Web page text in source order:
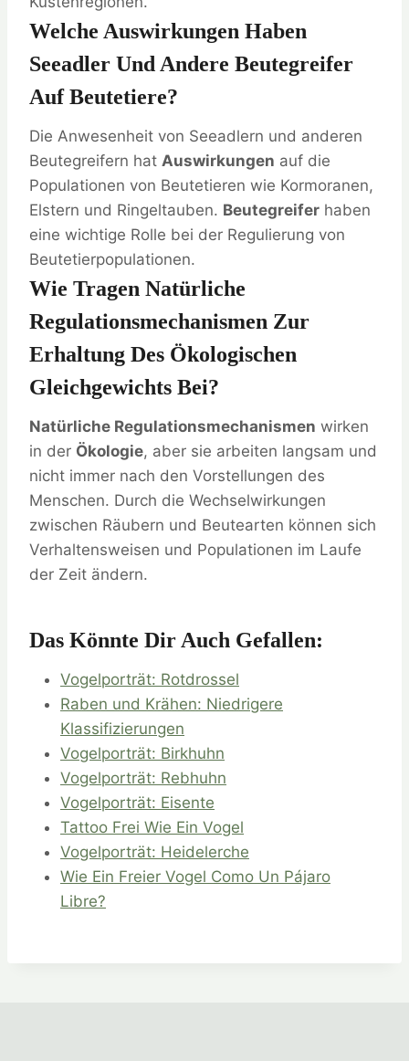
Welche Auswirkungen Haben
Seeadler Und Andere Beutegreifer
Auf Beutetiere?
Die Anwesenheit von Seeadlern und anderen
Beutegreifern hat Auswirkungen auf die
Populationen von Beutetieren wie Kormoranen,
Elstern und Ringeltauben. Beutegreifer haben
eine wichtige Rolle bei der Regulierung von
Beutetierpopulationen.
Wie Tragen Natürliche
Regulationsmechanismen Zur
Erhaltung Des Ökologischen
Gleichgewichts Bei?
Natürliche Regulationsmechanismen wirken
in der Ökologie, aber sie arbeiten langsam und
nicht immer nach den Vorstellungen des
Menschen. Durch die Wechselwirkungen
zwischen Räubern und Beutearten können sich
Verhaltensweisen und Populationen im Laufe
der Zeit ändern.
Das Könnte Dir Auch Gefallen:
Vogelporträt: Rotdrossel
Raben und Krähen: Niedrigere
Klassifizierungen
Vogelporträt: Birkhuhn
Vogelporträt: Rebhuhn
Vogelporträt: Eisente
Tattoo Frei Wie Ein Vogel
Vogelporträt: Heidelerche
Wie Ein Freier Vogel Como Un Pájaro
Libre?